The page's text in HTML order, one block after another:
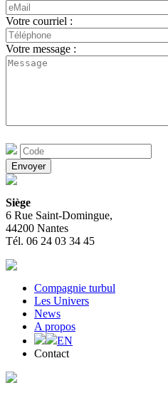
Votre courriel :
Votre message :
Siège
6 Rue Saint-Domingue,
44200 Nantes
Tél. 06 24 03 34 45
Compagnie turbul
Les Univers
News
A propos
EN
Contact